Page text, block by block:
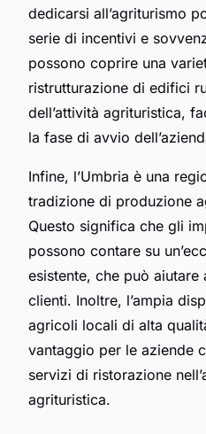
dedicarsi all’agriturismo
serie di incentivi e
possono coprire una
ristrutturazione di edifici
dell’attività agrituristica,
la fase di avvio
Infine, l’Umbria è una
tradizione di produzione
Questo significa che gli
possono contare su
esistente, che può
clienti. Inoltre, l’ampia
agricoli locali di alta
vantaggio per le aziende
servizi di ristorazione
agrituristica.